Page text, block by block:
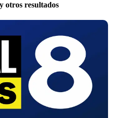
otros resultados